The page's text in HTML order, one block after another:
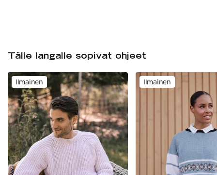
Tälle langalle sopivat ohjeet
Ilmainen Ilmainen